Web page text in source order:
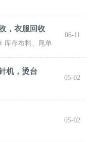
，衣服回收
库存布料、尾单
雄厚 ！ 长期面向
06-11
机，烫台
05-02
05-02